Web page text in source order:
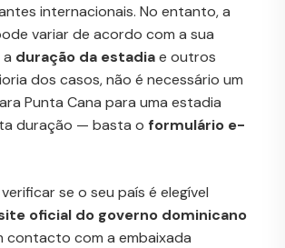
internacionais. No entanto, a
variar de acordo com a sua
a duração da estadiae outros
dos casos, não é necessário um
Punta Cana para uma estadia
duração — basta o formulário e-
se o seu país é elegível
oficial do governo dominicano
contacto com a embaixada